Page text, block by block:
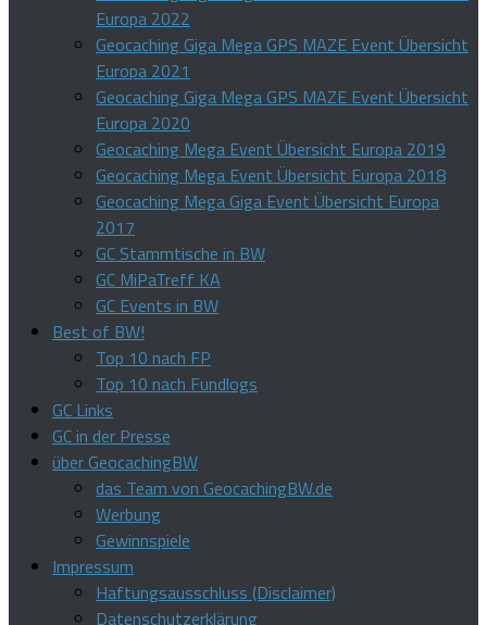
Europa 2022
Geocaching Giga Mega GPS MAZE Event Übersicht
Europa 2021
Geocaching Giga Mega GPS MAZE Event Übersicht
Europa 2020
Geocaching Mega Event Übersicht Europa 2019
Geocaching Mega Event Übersicht Europa 2018
Geocaching Mega Giga Event Übersicht Europa
2017
GC Stammtische in BW
GC MiPaTreff KA
GC Events in BW
Best of BW!
Top 10 nach FP
Top 10 nach Fundlogs
GC Links
GC in der Presse
über GeocachingBW
das Team von GeocachingBW.de
Werbung
Gewinnspiele
Impressum
Haftungsausschluss (Disclaimer)
Datenschutzerklärung